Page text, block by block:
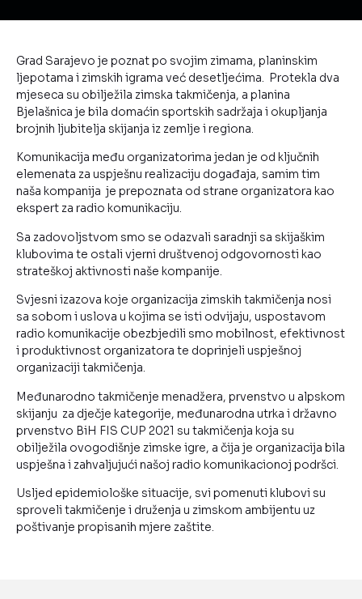
Grad Sarajevo je poznat po svojim zimama, planinskim
ljepotama i zimskih igrama već desetljećima. Protekla dva
mjeseca su obilježila zimska takmičenja, a planina
Bjelašnica je bila domaćin sportskih sadržaja i okupljanja
brojnih ljubitelja skijanja iz zemlje i regiona.
Komunikacija među organizatorima jedan je od ključnih
elemenata za uspješnu realizaciju događaja, samim tim
naša kompanija je prepoznata od strane organizatora kao
ekspert za radio komunikaciju.
Sa zadovoljstvom smo se odazvali saradnji sa skijaškim
klubovima te ostali vjerni društvenoj odgovornosti kao
strateškoj aktivnosti naše kompanije.
Svjesni izazova koje organizacija zimskih takmičenja nosi
sa sobom i uslova u kojima se isti odvijaju, uspostavom
radio komunikacije obezbjedili smo mobilnost, efektivnost
i produktivnost organizatora te doprinjeli uspješnoj
organizaciji takmičenja.
Međunarodno takmičenje menadžera, prvenstvo u alpskom
skijanju za dječje kategorije, međunarodna utrka i državno
prvenstvo BiH FIS CUP 2021 su takmičenja koja su
obilježila ovogodišnje zimske igre, a čija je organizacija bila
uspješna i zahvaljujući našoj radio komunikacionoj podršci.
Usljed epidemiološke situacije, svi pomenuti klubovi su
sproveli takmičenje i druženja u zimskom ambijentu uz
poštivanje propisanih mjere zaštite.